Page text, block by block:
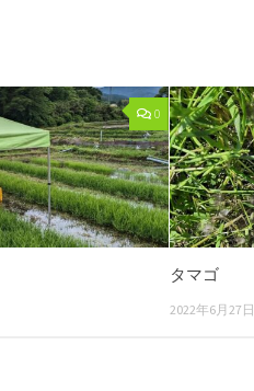
0
タマゴ
2022年6月27日